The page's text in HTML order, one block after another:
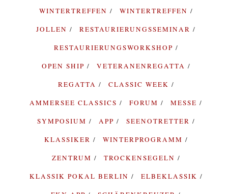
WINTERTREFFEN
WINTERTREFFEN
JOLLEN
RESTAURIERUNGSSEMINAR
RESTAURIERUNGSWORKSHOP
OPEN SHIP
VETERANENREGATTA
REGATTA
CLASSIC WEEK
AMMERSEE CLASSICS
FORUM
MESSE
SYMPOSIUM
APP
SEENOTRETTER
KLASSIKER
WINTERPROGRAMM
ZENTRUM
TROCKENSEGELN
KLASSIK POKAL BERLIN
ELBEKLASSIK